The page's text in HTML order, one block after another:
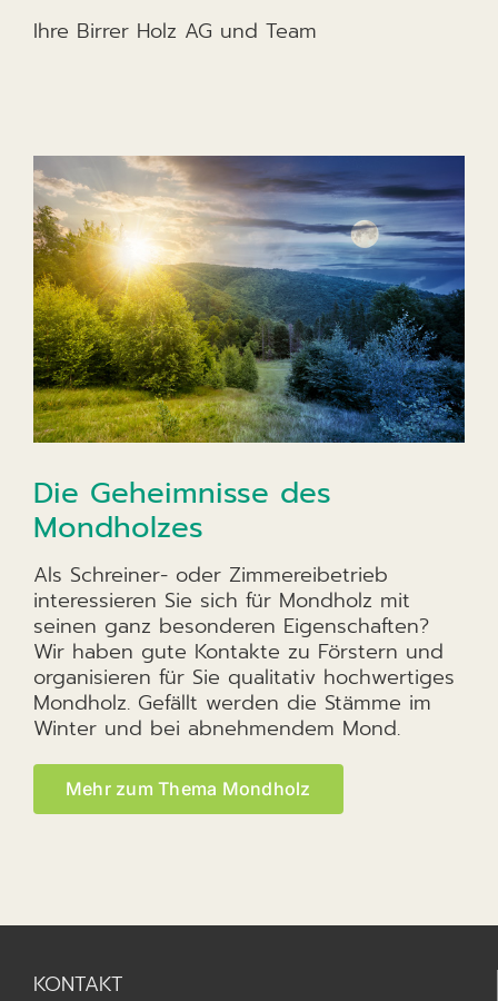
Ihre Birrer Holz AG und Team
Die Geheimnisse des
Mondholzes
Als Schreiner- oder Zimmereibetrieb
interessieren Sie sich für Mondholz mit
seinen ganz besonderen Eigenschaften?
Wir haben gute Kontakte zu Förstern und
organisieren für Sie qualitativ hochwertiges
Mondholz. Gefällt werden die Stämme im
Winter und bei abnehmendem Mond.
Mehr zum Thema Mondholz
KONTAKT